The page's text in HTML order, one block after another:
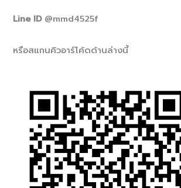
Line ID @mmd4525f
หรือสแกนคิวอาร์โค้ดด้านล่างนี้